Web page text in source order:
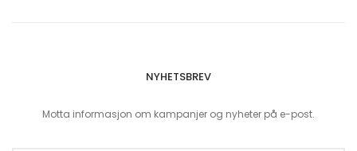
NYHETSBREV
Motta informasjon om kampanjer og nyheter på e-post.